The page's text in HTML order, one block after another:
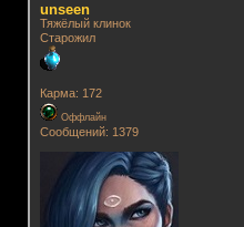
unseen
Тяжёлый клинок
Старожил
Карма: 172
Оффлайн
Сообщений: 1379